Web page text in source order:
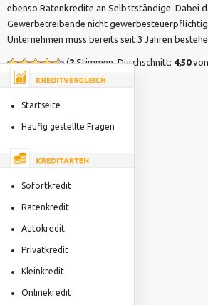
ebenso Ratenkredite an Selbstständige. Dabei
Gewerbetreibende nicht gewerbesteuerpflichtig
Unternehmen muss bereits seit 3 Jahren
(2Stimmen, Durchschnitt: 4,50
Startseite
Häufig gestellte Fragen
Sofortkredit
Ratenkredit
Autokredit
Privatkredit
Kleinkredit
Onlinekredit